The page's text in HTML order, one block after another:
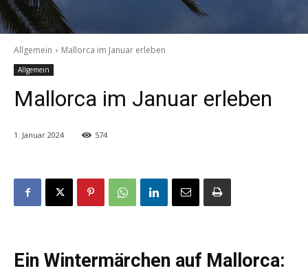
Allgemein Mallorca im Januar erleben
Allgemein
Mallorca im Januar erleben
1. Januar 2024 574
Ein Wintermärchen auf Mallorca: